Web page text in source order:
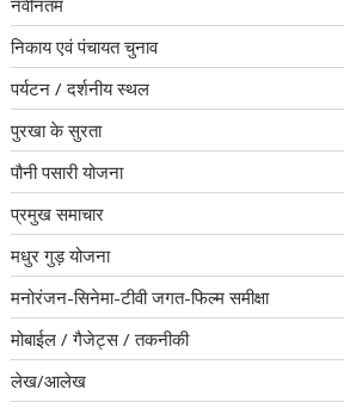
निकाय एवं पंचायत चुनाव
पर्यटन / दर्शनीय स्थल
पुरखा के सुरता
पौनी पसारी योजना
प्रमुख समाचार
मधुर गुड़ योजना
मनोरंजन-सिनेमा-टीवी जगत-फिल्म समीक्षा
मोबाईल / गैजेट्स / तकनीकी
लेख/आलेख